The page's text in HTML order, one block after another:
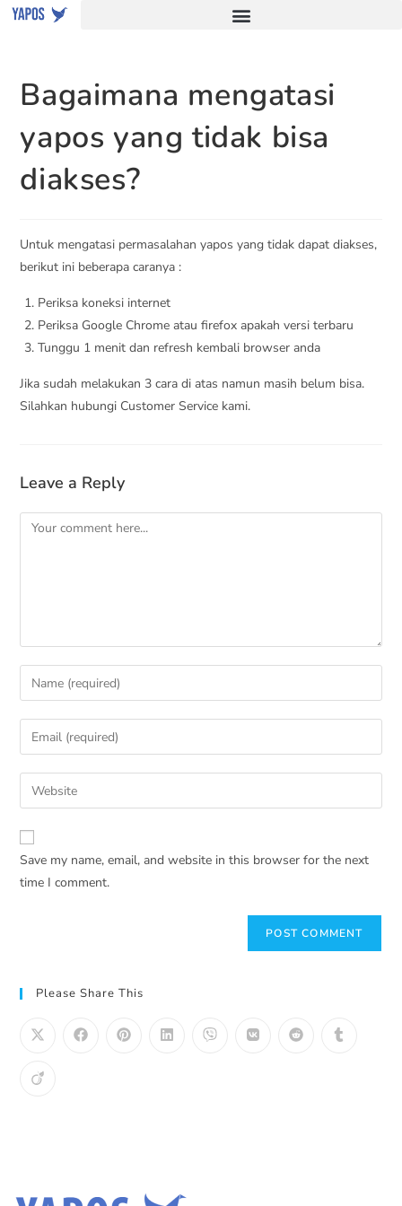
Bagaimana mengatasi
yapos yang tidak bisa
diakses?
Untuk mengatasi permasalahan yapos yang tidak dapat diakses,
berikut ini beberapa caranya :
Periksa koneksi internet
Periksa Google Chrome atau firefox apakah versi terbaru
Tunggu 1 menit dan refresh kembali browser anda
Jika sudah melakukan 3 cara di atas namun masih belum bisa.
Silahkan hubungi Customer Service kami.
Leave a Reply
Save my name, email, and website in this browser for the next
time I comment.
Please Share This